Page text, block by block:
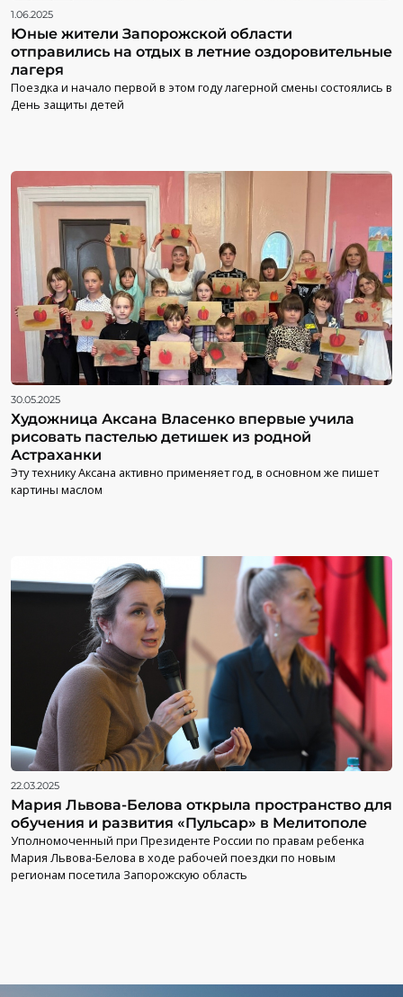
1.06.2025
Юные жители Запорожской области
отправились на отдых в летние оздоровительные
лагеря
Поездка и начало первой в этом году лагерной смены состоялись в
День защиты детей
30.05.2025
Художница Аксана Власенко впервые учила
рисовать пастелью детишек из родной
Астраханки
Эту технику Аксана активно применяет год, в основном же пишет
картины маслом
22.03.2025
Мария Львова-Белова открыла пространство для
обучения и развития «Пульсар» в Мелитополе
Уполномоченный при Президенте России по правам ребенка
Мария Львова-Белова в ходе рабочей поездки по новым
регионам посетила Запорожскую область